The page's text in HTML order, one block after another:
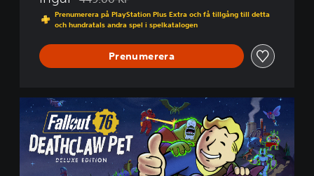
Nedsatt från ursprungspriset på 449.00 Kr
Prenumerera på PlayStation Plus Extra och få tillgång till detta
och hundratals andra spel i spelkatalogen
Prenumerera